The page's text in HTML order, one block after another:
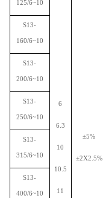
6
6.3
10
10.5
11
±5%
±2X2.5%
125/6~10
S13-
160/6~10
S13-
200/6~10
S13-
250/6~10
S13-
315/6~10
S13-
400/6~10